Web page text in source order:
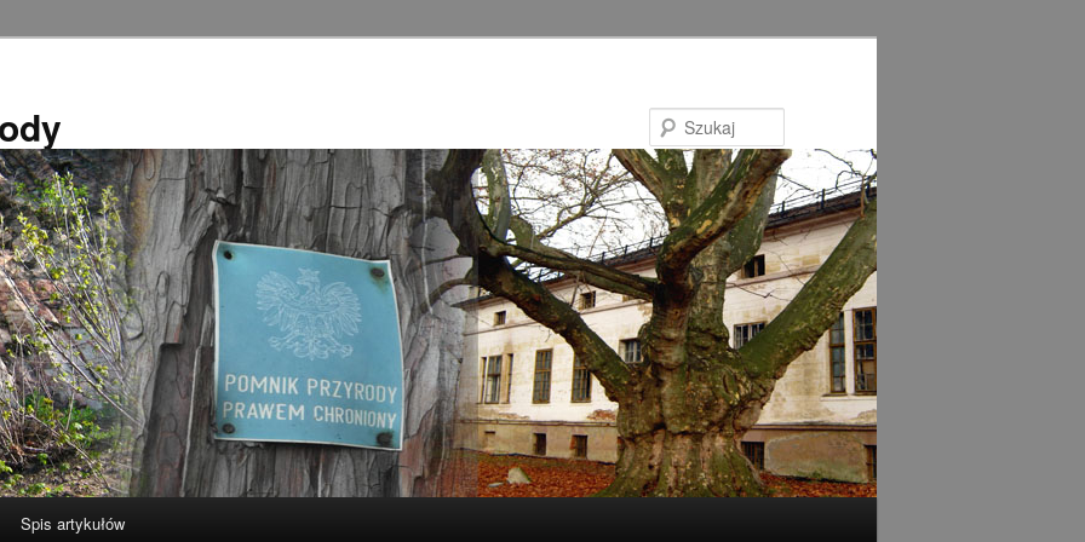
Spis artykułów